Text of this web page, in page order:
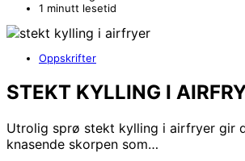
1 minutt lesetid
Oppskrifter
STEKT KYLLING I
Utrolig sprø stekt kylling i airfryer gir
knasende skorpen som…